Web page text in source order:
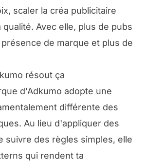
scaler la créa publicitaire
Avec elle, plus de pubs
de marque et plus de
résout ça
d'Adkumo adopte une
différente des
Au lieu d'appliquer des
suivre des règles simples, elle
qui rendent ta